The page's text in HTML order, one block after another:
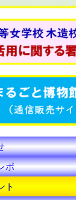
t
e
u
b
e
C
a
ポ
ト